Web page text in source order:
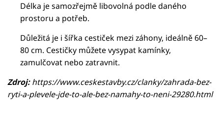
Délka je samozřejmě libovolná podle daného
prostoru a potřeb.
Důležitá je i šířka cestiček mezi záhony, ideálně 60–
80 cm. Cestičky můžete vysypat kamínky,
zamulčovat nebo zatravnit.
Zdroj:https://www.ceskestavby.cz/clanky/zahrada-bez-
ryti-a-plevele-jde-to-ale-bez-namahy-to-neni-29280.html